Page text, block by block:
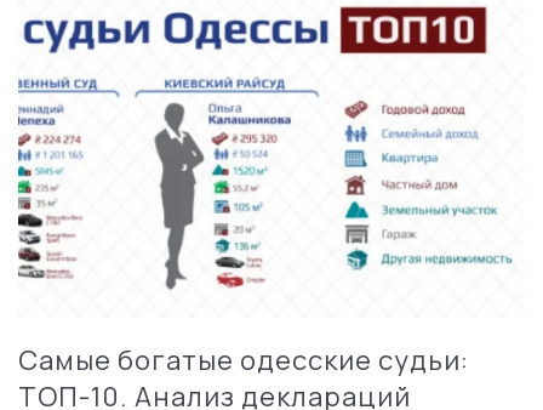
Самые богатые одесские судьи:
ТОП-10. Анализ деклараций